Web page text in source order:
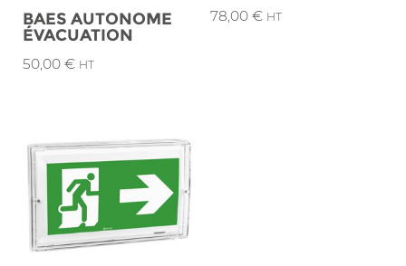
BAES AUTONOME
ÉVACUATION
50,00 € HT
78,00 € HT